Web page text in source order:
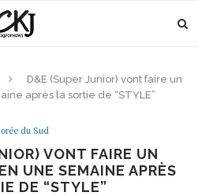
D&E (Super Junior) vont faire un
après la sortie de “STYLE”
du Sud
VONT FAIRE UN
UNE SEMAINE APRÈS
DE “STYLE”